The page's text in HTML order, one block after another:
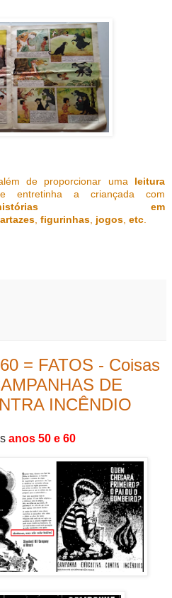
de proporcionar uma leitura
entretinha a criançada com
em
, figurinhas, jogos, etc.
= FATOS - Coisas
DE
INCÊNDIO
anos 50 e 60